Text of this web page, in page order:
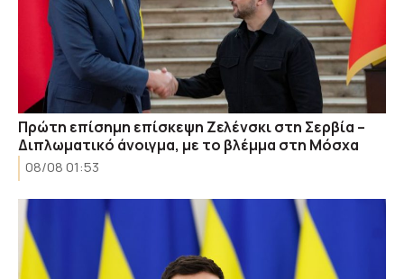
Πρώτη επίσημη επίσκεψη Ζελένσκι στη Σερβία –
Διπλωματικό άνοιγμα, με το βλέμμα στη Μόσχα
08/08 01:53